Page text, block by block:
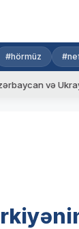
#hörmüz
və Ukrayna XİN